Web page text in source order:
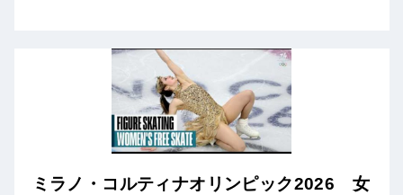
ミラノ・コルティナオリンピック2026 女